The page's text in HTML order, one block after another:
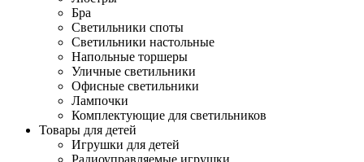
Бра
Светильники споты
Светильники настольные
Напольные торшеры
Уличные светильники
Офисные светильники
Лампочки
Комплектующие для светильников
Товары для детей
Игрушки для детей
Радиоуправляемые игрушки